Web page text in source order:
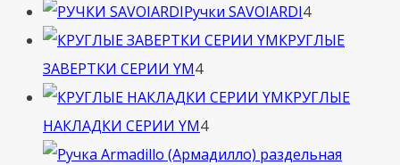
товара
Ручки SAVOIARDI44
товара
КРУГЛЫЕ
ЗАВЕРТКИ СЕРИИ YM44
товара
КРУГЛЫЕ
НАКЛАДКИ СЕРИИ YM44
товара